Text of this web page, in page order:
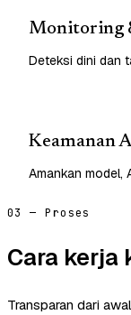
Monitoring
Deteksi dini dan
Keamanan
Amankan model,
03 — Proses
Cara kerja
Transparan dari